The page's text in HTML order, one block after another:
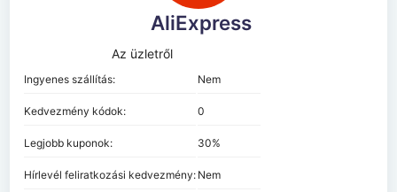
AliExpress
Az üzletről
Ingyenes szállítás: Nem
Kedvezmény kódok: 0
Legjobb kuponok: 30%
Hírlevél feliratkozási kedvezmény: Nem